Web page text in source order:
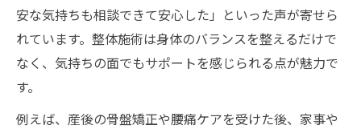
安な気持ちも相談できて安心した」といった声が寄せら
れています。整体施術は身体のバランスを整えるだけで
なく、気持ちの面でもサポートを感じられる点が魅力で
す。
例えば、産後の骨盤矯正や腰痛ケアを受けた後、家事や